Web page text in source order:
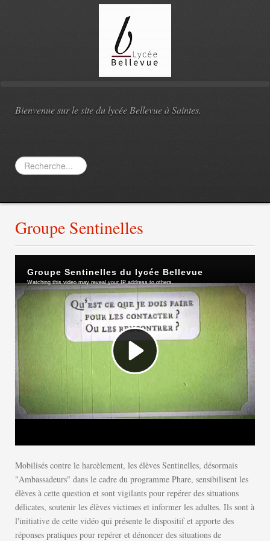
Bienvenue sur le site du lycée Bellevue à Saintes.
Rechercher
Groupe Sentinelles
Mobilisés contre le harcèlement, les élèves Sentinelles, désormais
"Ambassadeurs" dans le cadre du programme Phare, sensibilisent les
élèves à cette question et sont vigilants pour repérer des situations
délicates, soutenir les élèves victimes et informer les adultes. Ils sont à
l'initiative de cette vidéo qui présente le dispositif et apporte des
réponses pratiques pour repérer et dénoncer des situations de